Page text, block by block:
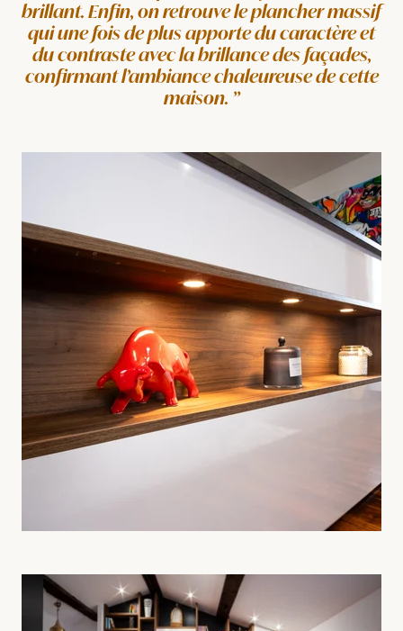
brillant. Enfin, on retrouve le plancher massif
qui une fois de plus apporte du caractère et
du contraste avec la brillance des façades,
confirmant l’ambiance chaleureuse de cette
maison.